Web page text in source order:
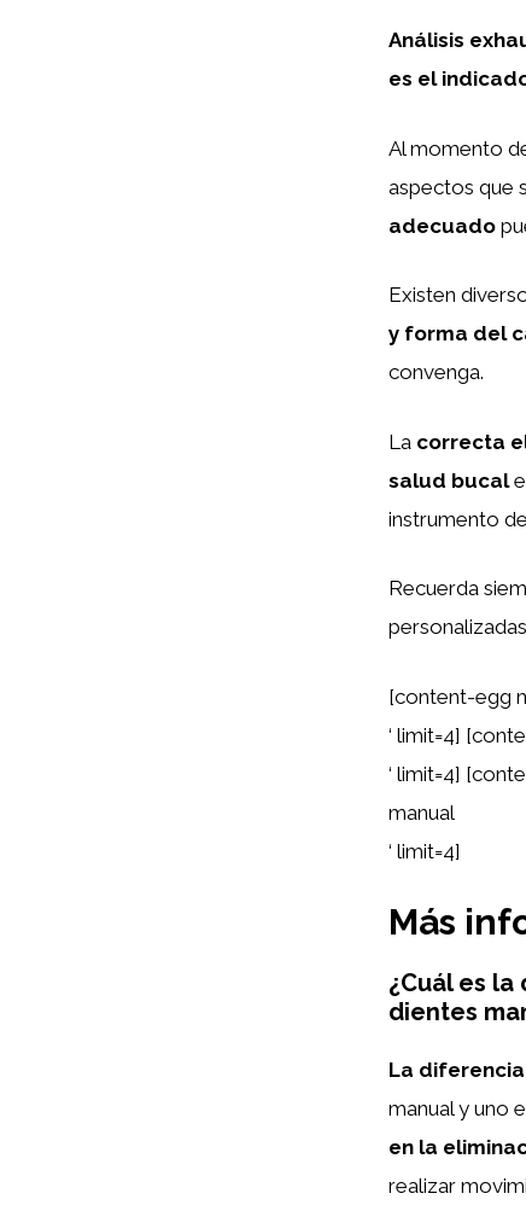
Análisis
es el
Al momento
aspectos que
adecuado
Existen
y forma del
convenga.
La correcta
salud bucal
instrumento
Recuerda
[content-egg
‘ limit=4]
‘ limit=4]
manual
‘ limit=4]
Más
¿Cuál es
dientes
La
manual y uno
en la
realizar